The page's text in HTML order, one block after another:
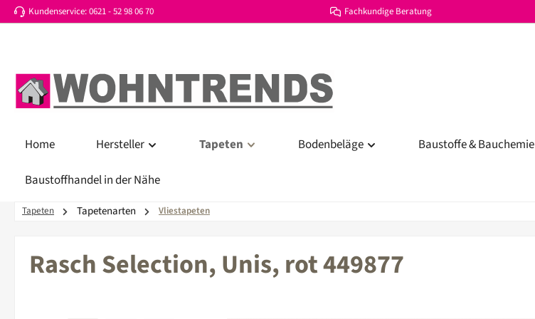
Hauptinhalt springen
Zur Suche springen
Zur Hauptnavigation springen
Kundenservice: 0621 - 52 98 06 70 Fachkundige Beratung
Home Hersteller Tapeten Bodenbeläge Baustoffe & Bauchemie
Baustoffhandel in der Nähe
Tapeten Tapetenarten Vliestapeten
Rasch Selection, Unis, rot 449877